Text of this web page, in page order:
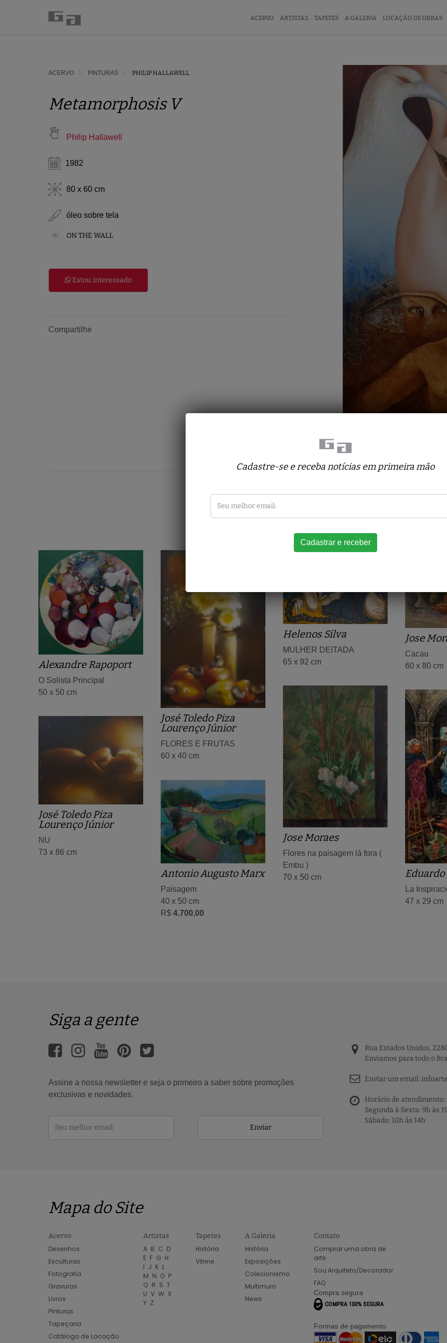
ACERVO ARTISTAS TAPETES A GALERIA LOCAÇÃO DE OBRAS
ACERVO PINTURAS PHILIP HALLAWELL
Metamorphosis V
Philip Hallawell
1982
80 x 60 cm
óleo sobre tela
ON THE WALL
Estou interessado
Compartilhe
Obras relacionadas
Alexandre Rapoport
O Solista Principal
50 x 50 cm
José Toledo Piza
Lourenço Júnior
FLORES E FRUTAS
60 x 40 cm
Helenos Silva
MULHER DEITADA
65 x 92 cm
Jose
Cacau
60 x 80 cm
Jose Moraes
Flores na paisagem lá fora (
Embu )
70 x 50 cm
Eduardo
La
47 x 29 cm
José Toledo Piza
Lourenço Júnior
NU
73 x 86 cm
Antonio Augusto Marx
Paisagem
40 x 50 cm
R$ 4.700,00
Siga a gente
Assine a nossa newsletter e seja o primeiro a saber sobre promoções
exclusivas e novidades.
Enviar
Rua Estados Unidos,
Enviamos para todo o
Enviar um email:
Horário de atendimento:
Segunda à Sexta: 9h às
Sábado: 10h às 14h
Mapa do Site
Acervo
Desenhos
Esculturas
Fotografia
Gravuras
Livros
Pinturas
Tapeçaria
Catálogo de Locação
Artistas
A B C D
E F G H
I J K L
M N O P
Q R S T
U V W X
Y Z
Tapetes
História
Vitrine
A Galeria
História
Exposições
Colecionismo
Multimuro
News
Contato
Comprar uma obra de
arte
Sou Arquiteto/Decorador
FAQ
Compra segura
Formas de pagamento
Cadastre-se e receba notícias em primeira mão